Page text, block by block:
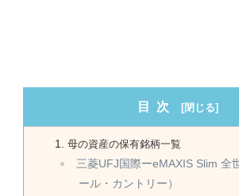
目次
母の資産の保有銘柄一覧
三菱UFJ国際ーeMAXIS Slim 全
ール・カントリー）